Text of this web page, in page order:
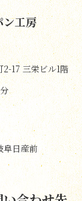
ン工房
17 三栄ビル1階
阜日産前